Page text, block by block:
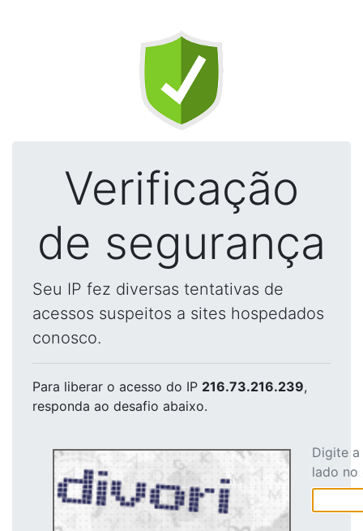
Verificação
de segurança
Seu IP fez diversas tentativas de
acessos suspeitos a sites hospedados
conosco.
Para liberar o acesso do IP 216.73.216.239,
responda ao desafio abaixo.
Digite
lado no